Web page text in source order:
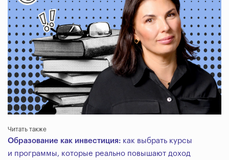
Читать также
Образование как инвестиция: как выбрать курсы
и программы, которые реально повышают доход